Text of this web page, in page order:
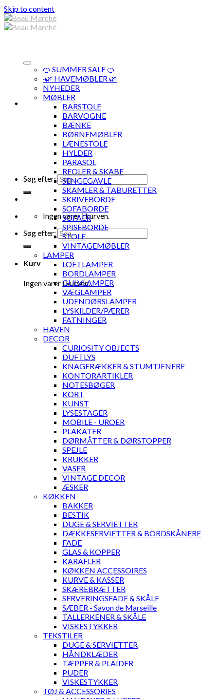
Skip to content
Søg efter:
Ingen varer i kurven.
Søg efter:
Kurv
Ingen varer i kurven.
🍊 SUMMER SALE 🍊
·🌿 HAVEMØBLER 🌿
NYHEDER
MØBLER
BARSTOLE
BARVOGNE
BÆNKE
BØRNEMØBLER
LÆNESTOLE
HYLDER
PARASOL
REOLER & SKABE
SENGEGAVLE
SKAMLER & TABURETTER
SKRIVEBORDE
SOFABORDE
SOFAER
SPISEBORDE
STOLE
VINTAGEMØBLER
LAMPER
LOFTLAMPER
BORDLAMPER
GULVLAMPER
VÆGLAMPER
UDENDØRSLAMPER
LYSKILDER/PÆRER
FATNINGER
HAVEN
DECOR
CURIOSITY OBJECTS
DUFTLYS
KNAGERÆKKER & STUMTJENERE
KONTORARTIKLER
NOTESBØGER
KORT
KUNST
LYSESTAGER
MOBILE - UROER
PLAKATER
DØRMÅTTER & DØRSTOPPER
SPEJLE
KRUKKER
VASER
VINTAGE DECOR
ÆSKER
KØKKEN
BAKKER
BESTIK
DUGE & SERVIETTER
DÆKKESERVIETTER & BORDSKÅNERE
FADE
GLAS & KOPPER
KARAFLER
KØKKEN ACCESSOIRES
KURVE & KASSER
SKÆREBRÆTTER
SERVERINGSFADE & SKÅLE
SÆBER - Savon de Marseille
TALLERKENER & SKÅLE
VISKESTYKKER
TEKSTILER
DUGE & SERVIETTER
HÅNDKLÆDER
TÆPPER & PLAIDER
PUDER
VISKESTYKKER
TØJ & ACCESSORIES